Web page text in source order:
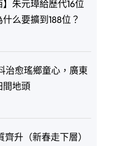
】朱元璋給歷代16位
么要擴到188位？
治愈瑤鄉童心，廣東
間地頭
升（新春走下層）